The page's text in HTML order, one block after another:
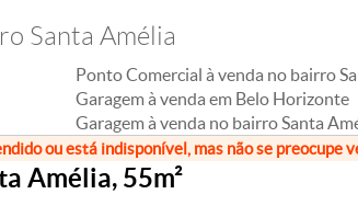
Santa Amélia
Ponto Comercial à venda no bairro
Garagem à venda em Belo Horizonte
Garagem à venda no bairro Santa
ou está indisponível, mas não se preocupe
Amélia, 55m²